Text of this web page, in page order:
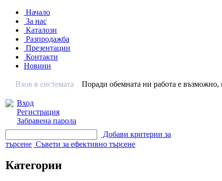
Начало
За нас
Каталози
Разпродажба
Презентации
Контакти
Новини
Вхов в системата
Вход
Регистрация
Забравена парола
Поради обемната ни работа е
Добави критерии за
търсене Съвети за ефективно търсене
Категории